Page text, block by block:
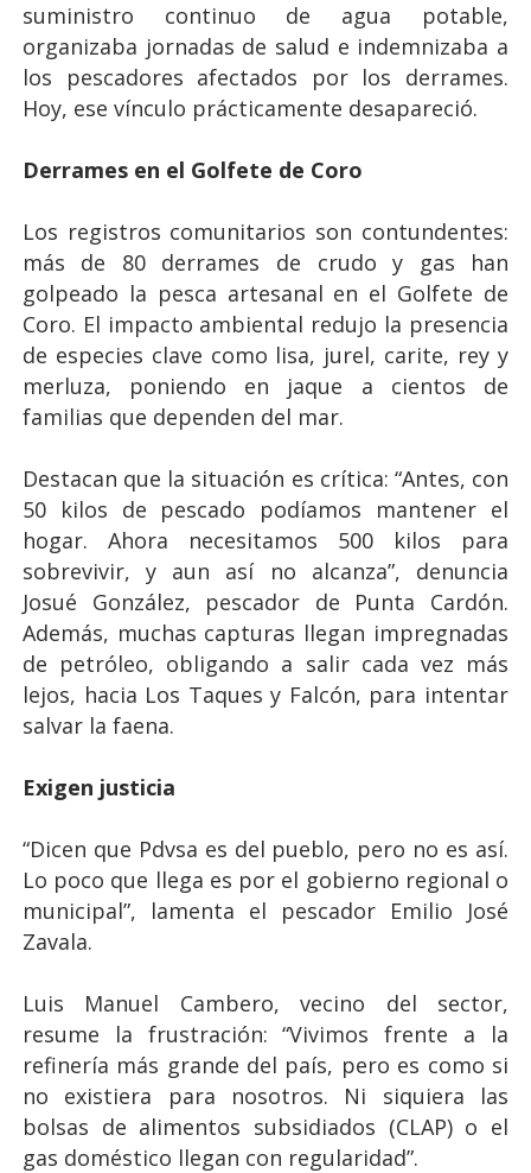
suministro continuo de agua potable,
organizaba jornadas de salud e indemnizaba a
los pescadores afectados por los derrames.
Hoy, ese vínculo prácticamente desapareció.
Derrames en el Golfete de Coro
Los registros comunitarios son contundentes:
más de 80 derrames de crudo y gas han
golpeado la pesca artesanal en el Golfete de
Coro. El impacto ambiental redujo la presencia
de especies clave como lisa, jurel, carite, rey y
merluza, poniendo en jaque a cientos de
familias que dependen del mar.
Destacan que la situación es crítica: “Antes, con
50 kilos de pescado podíamos mantener el
hogar. Ahora necesitamos 500 kilos para
sobrevivir, y aun así no alcanza”, denuncia
Josué González, pescador de Punta Cardón.
Además, muchas capturas llegan impregnadas
de petróleo, obligando a salir cada vez más
lejos, hacia Los Taques y Falcón, para intentar
salvar la faena.
Exigen justicia
“Dicen que Pdvsa es del pueblo, pero no es así.
Lo poco que llega es por el gobierno regional o
municipal”, lamenta el pescador Emilio José
Zavala.
Luis Manuel Cambero, vecino del sector,
resume la frustración: “Vivimos frente a la
refinería más grande del país, pero es como si
no existiera para nosotros. Ni siquiera las
bolsas de alimentos subsidiados (CLAP) o el
gas doméstico llegan con regularidad”.